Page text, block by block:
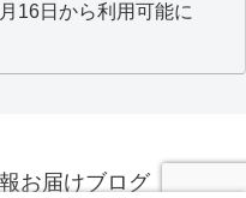
16日から利用可能に
お届けブログ